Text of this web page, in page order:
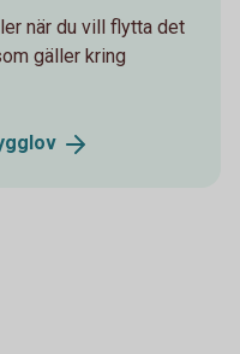
när du vill flytta det
gäller kring